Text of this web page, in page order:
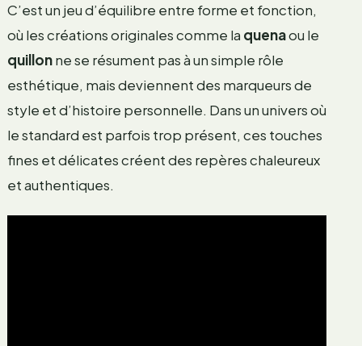
C’est un jeu d’équilibre entre forme et fonction,
où les créations originales comme la quenaou le
quillonne se résument pas à un simple rôle
esthétique, mais deviennent des marqueurs de
style et d’histoire personnelle. Dans un univers où
le standard est parfois trop présent, ces touches
fines et délicates créent des repères chaleureux
et authentiques.